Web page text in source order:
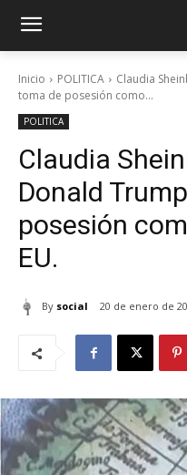
Inicio POLITICA
Claudia
toma de posesión como...
POLITICA
Claudia
Donald
posesión
EU.
By social 20 de enero de